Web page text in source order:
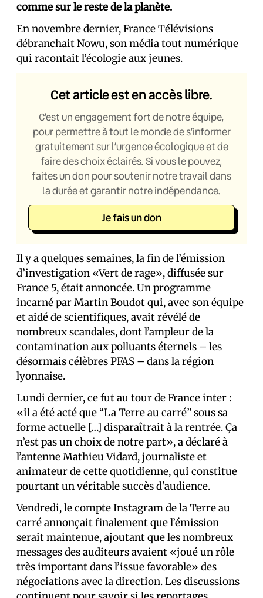
comme sur le reste de la planète.
En novembre dernier, France Télévisions
débranchait Nowu, son média tout numérique
qui racontait l’écologie aux jeunes.
Cet article est en accès libre.
C’est un engagement fort de notre équipe,
pour permettre à tout le monde de s’informer
gratuitement sur l’urgence écologique et de
faire des choix éclairés. Si vous le pouvez,
faites un don pour soutenir notre travail dans
la durée et garantir notre indépendance.
Je fais un don
Il y a quelques semaines, la fin de l’émission
d’investigation «Vert de rage», diffusée sur
France 5, était annoncée. Un programme
incarné par Martin Boudot qui, avec son équipe
et aidé de scientifiques, avait révélé de
nombreux scandales, dont l’ampleur de la
contamination aux polluants éternels – les
désormais célèbres PFAS – dans la région
lyonnaise.
Lundi dernier, ce fut au tour de France inter :
«il a été acté que “La Terre au carré” sous sa
forme actuelle […] disparaîtrait à la rentrée. Ça
n’est pas un choix de notre part», a déclaré à
l’antenne Mathieu Vidard, journaliste et
animateur de cette quotidienne, qui constitue
pourtant un véritable succès d’audience.
Vendredi, le compte Instagram de la Terre au
carré annonçait finalement que l’émission
serait maintenue, ajoutant que les nombreux
messages des auditeurs avaient «joué un rôle
très important dans l’issue favorable» des
négociations avec la direction. Les discussions